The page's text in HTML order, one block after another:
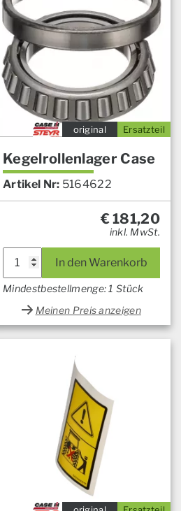
Ersatzteil
original
Kegelrollenlager Case
Artikel Nr: 5164622
€181,20
inkl. MwSt.
In den Warenkorb
Mindestbestellmenge: 1 Stück
Meinen Preis anzeigen